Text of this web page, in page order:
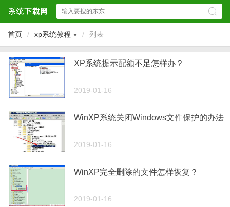
首页 / xp系统教程 / 列表
XP系统提示配额不足怎样办？
2019-01-16
WinXP系统关闭Windows文件保护的办法
2019-01-16
WinXP完全删除的文件怎样恢复？
2019-01-16